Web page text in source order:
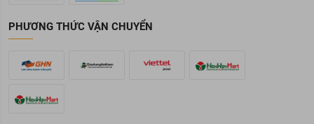
PHƯƠNG THỨC VẬN CHUYỂN